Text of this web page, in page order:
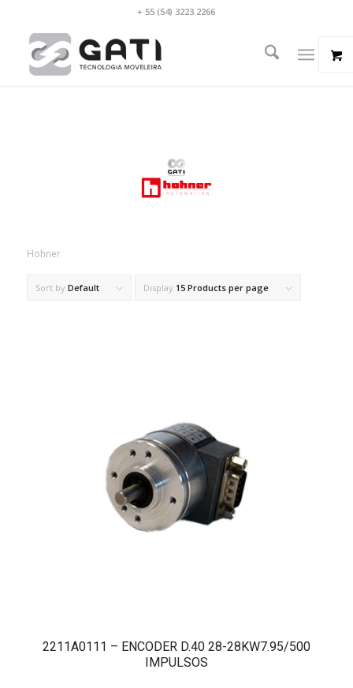
+ 55 (54) 3223.2266
Hohner
Sort by Default Display 15 Products per page
2211A0111 – ENCODER D.40 28-28KW7.95/500
IMPULSOS